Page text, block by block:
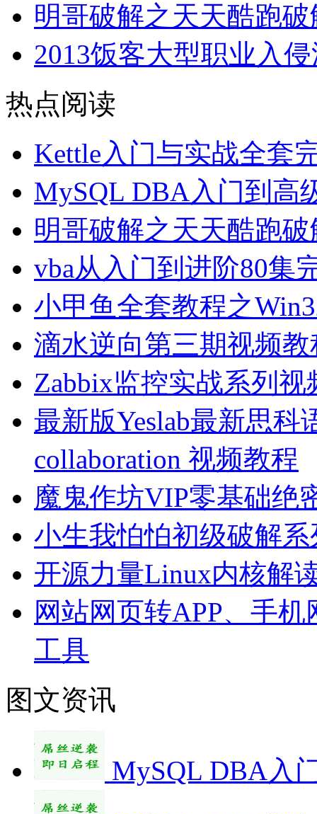
明哥破解之天天酷跑
2013饭客大型职业入
热点阅读
Kettle入门与实战全套
MySQL DBA入门到高
明哥破解之天天酷跑
vba从入门到进阶80集
小甲鱼全套教程之
滴水逆向第三期视频教
Zabbix监控实战系列视
最新版Yeslab最新思
collaboration 视频教程
魔鬼作坊VIP零基础绝
小生我怕怕初级破解
开源力量Linux内核解
网站网页转APP、手
工具
图文资讯
MySQL DBA入